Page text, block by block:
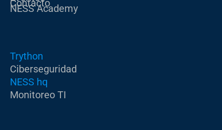
Contacto
NESS Academy
Trython
Ciberseguridad
NESS hq
Monitoreo TI